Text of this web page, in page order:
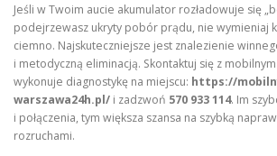
Jeśli w Twoim aucie akumulator rozładowuje się
podejrzewasz ukryty pobór prądu, nie wymieniaj
ciemno. Najskuteczniejsze jest znalezienie
i metodyczną eliminacją. Skontaktuj się z
wykonuje diagnostykę na miejscu: https://
warszawa24h.pl/ i zadzwoń 570 933 114. Im
i połączenia, tym większa szansa na szybką
rozruchami.